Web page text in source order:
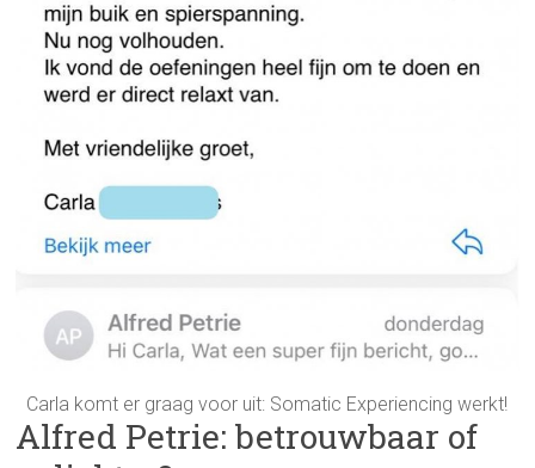
Carla komt er graag voor uit: Somatic Experiencing werkt!
Alfred Petrie: betrouwbaar of